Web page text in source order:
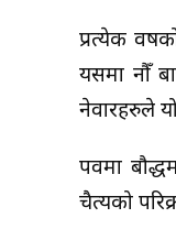
प्रत्येक
यसमा नौँ
नेवारहरुले
पर्वमा
चैत्यको